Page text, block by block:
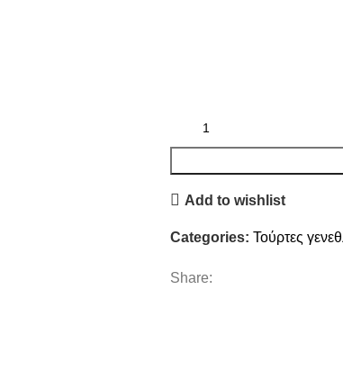
Add to wishlist
Categories: Τούρτες
Share: